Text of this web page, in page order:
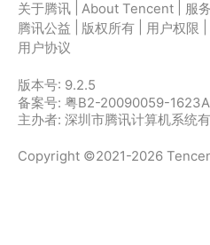
关于腾讯 About Tencent 服
腾讯公益
版权所有 用户权限
用户协议
版本号: 9.2.5
备案号: 粤B2-20090059-1623A
主办者: 深圳市腾讯计算机系统
Copyright ©2021-2026